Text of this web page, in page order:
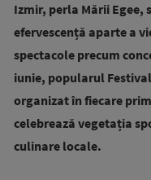
Izmir, perla Mării Egee,
efervescență aparte a
spectacole precum
iunie, popularul
organizat în fiecare
celebrează vegetația
culinare locale.